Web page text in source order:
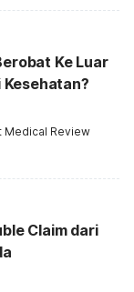
Ke Luar
Kesehatan?
Medical Review
Claim dari